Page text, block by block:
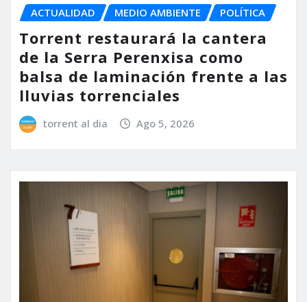
ACTUALIDAD MEDIO AMBIENTE POLÍTICA
Torrent restaurará la cantera
de la Serra Perenxisa como
balsa de laminación frente a las
lluvias torrenciales
torrent al dia Ago 5, 2026